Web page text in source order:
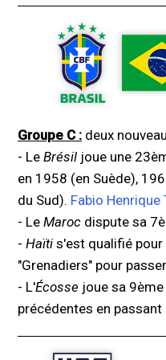
Groupe C : deux
- Le Brésil joue une
en 1958 (en Suède),
du Sud). Fabio Henrique
- Le Maroc dispute sa
- Haïti s'est qualifié
"Grenadiers" pour
- L'Écosse joue sa
précédentes en